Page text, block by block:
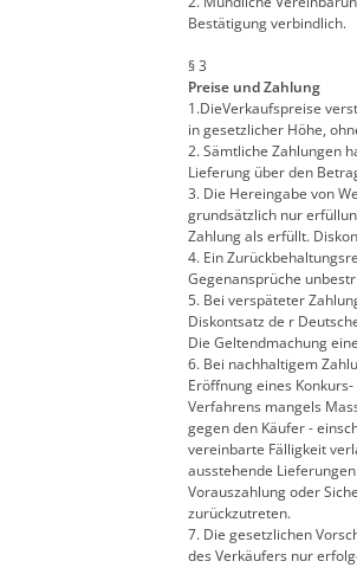
Bestätigung verbindlich.
§ 3
Preise und Zahlung
1.DieVerkaufspreise
in gesetzlicher Höhe,
2. Sämtliche Zahlungen
Lieferung über den
3. Die Hereingabe von
grundsätzlich nur
Zahlung als erfüllt.
4. Ein
Gegenansprüche
5. Bei verspäteter
Diskontsatz de r
Die Geltendmachung
6. Bei nachhaltigem
Eröffnung eines
Verfahrens mangels
gegen den Käufer -
vereinbarte Fälligkeit
ausstehende
Vorauszahlung oder
zurückzutreten.
7. Die gesetzlichen
des Verkäufers nur